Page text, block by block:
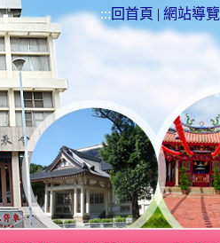
::: 回首頁 | 網站導覽